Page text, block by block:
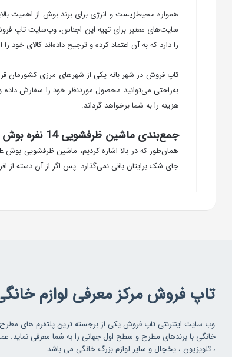
همواره محیط‌زیست و انرژی برای برند بوش از اهمیت
سایت‌های معتبر برای تهیه این اجناس، وب‌سایت تاپ
را دارد که به آن اعتماد کرده و ترجیح داده‌اند کالای خود
تاپ فروش در شهر بانه یکی از شهرهای مرزی کشورمان
به‌راحتی می‌توانید محصول موردنظر خود را سفارش
هزینه را به شما برخواهد گرداند.
جمع‌بندی ماشین ظرفشویی 14 نفره بوش SMS46NI03E
جای شک برایتان باقی نمی‌گذارد. پس اگر از آن دسته از
تاپ فروش مرکز معرفی لوازم
وب سایت اینترنتی تاپ فروش یکی از برجسته ترین پلتفرم های
خانگی با برندهای مطرح و سطح اول جهانی را به شما معرفی نماید.
، تلویزیون ، یخچال و سایر لوازم بزرگ خانگی می باشد.